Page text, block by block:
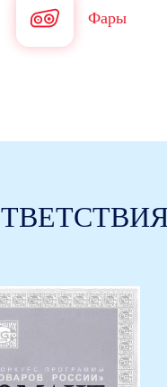
Фары